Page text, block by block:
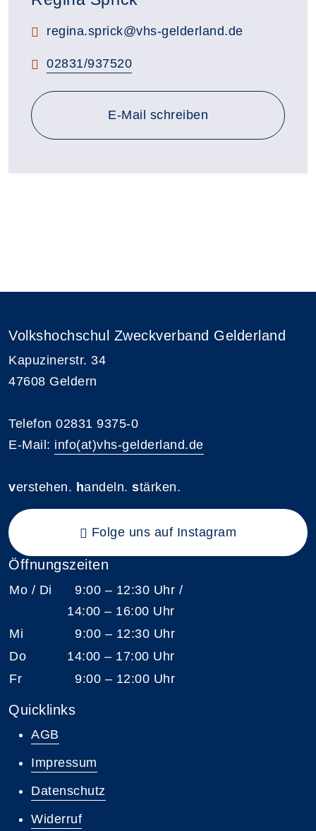
E-Mail:
regina.sprick@vhs-gelderland.de
Telefon:
02831/937520
E-Mail schreiben
Volkshochschul Zweckverband Gelderland
Kapuzinerstr. 34
47608 Geldern
Telefon 02831 9375-0
E-Mail: info(at)vhs-gelderland.de
verstehen. handeln. stärken.
Folge uns auf Instagram
Öffnungszeiten
Mo / Di
9:00 – 12:30 Uhr /
14:00 – 16:00 Uhr
Mi
9:00 – 12:30 Uhr
Do
14:00 – 17:00 Uhr
Fr
9:00 – 12:00 Uhr
Quicklinks
AGB
Impressum
Datenschutz
Widerruf